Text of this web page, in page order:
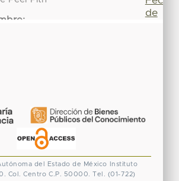
del Estado de México
Instituto
Col. Centro C.P. 50000. Tel. (01-722)